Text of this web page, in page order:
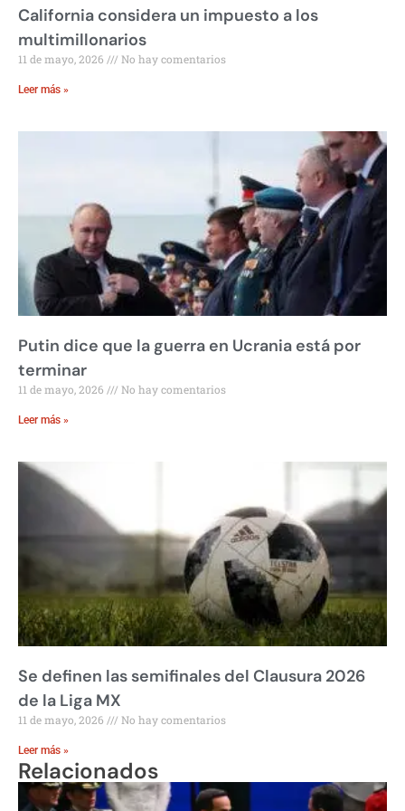
California considera un impuesto a los
multimillonarios
11 de mayo, 2026 No hay comentarios
Leer más »
Putin dice que la guerra en Ucrania está por
terminar
11 de mayo, 2026 No hay comentarios
Leer más »
Se definen las semifinales del Clausura 2026
de la Liga MX
11 de mayo, 2026 No hay comentarios
Leer más »
Relacionados